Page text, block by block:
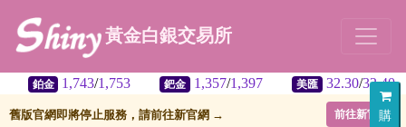
購
黃金白銀交易所
鉑金 1,743/1,753 鈀金 1,357/1,397 美匯 32.30/32.40
舊版官網即將停止服務，請前往新官網 → 前往新官網